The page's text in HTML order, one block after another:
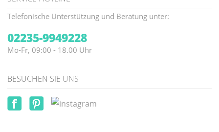
Telefonische Unterstützung und Beratung unter:
02235-9949228
Mo-Fr, 09:00 - 18.00 Uhr
BESUCHEN SIE UNS